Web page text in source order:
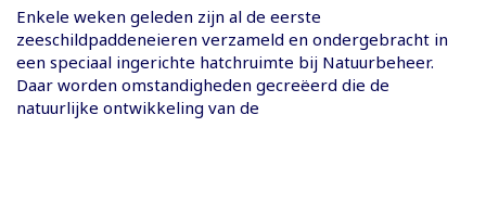
Enkele weken geleden zijn al de eerste
zeeschildpaddeneieren verzameld en ondergebracht in
een speciaal ingerichte hatchruimte bij Natuurbeheer.
Daar worden omstandigheden gecreëerd die de
natuurlijke ontwikkeling van de